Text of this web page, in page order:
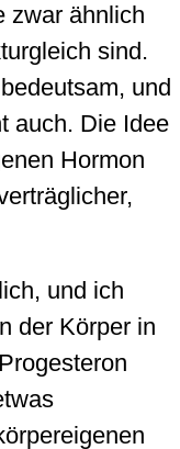
zwar ähnlich
sind.
und
auch. Die Idee
Hormon
und ich
der Körper in